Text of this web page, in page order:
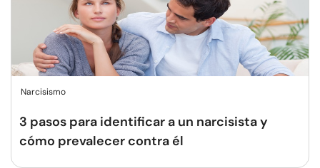
Narcisismo
3 pasos para identificar a un narcisista y
cómo prevalecer contra él